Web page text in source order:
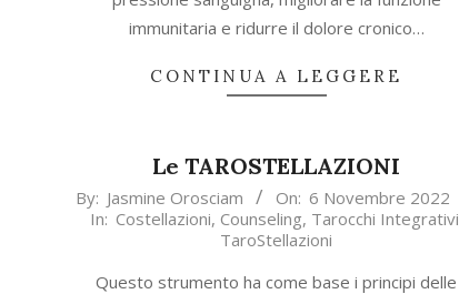
immunitaria e ridurre il dolore cronico…
CONTINUA A LEGGERE
Le TAROSTELLAZIONI
2022-
11-
By: Jasmine Orosciam On: 6 Novembre 2022
In: Costellazioni, Counseling, Tarocchi Integrativi
TaroStellazioni
Questo strumento ha come base i principi delle